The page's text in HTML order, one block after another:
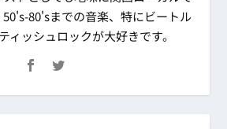
80'sまでの音楽、特にビートル
ィッシュロックが大好きです。